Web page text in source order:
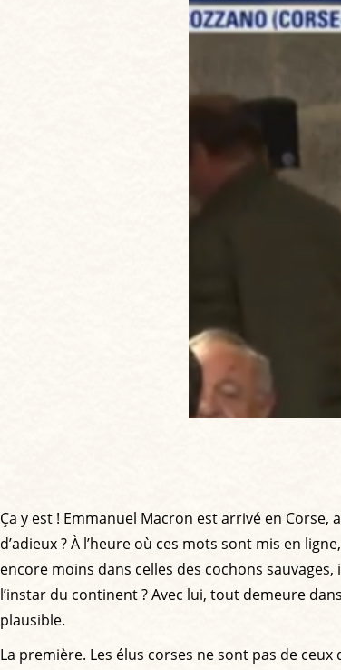
Ça y est ! Emmanuel Macron est arrivé en
d’adieux ? À l’heure où ces mots sont mis en
encore moins dans celles des cochons
l’instar du continent ? Avec lui, tout demeure
plausible.
La première. Les élus corses ne sont pas de